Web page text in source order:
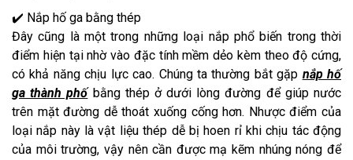
✔️ Nắp hố ga bằng thép
Đây cũng là một trong những loại nắp phổ biến trong thời
điểm hiện tại nhờ vào đặc tính mềm dẻo kèm theo độ cứng,
có khả năng chịu lực cao. Chúng ta thường bắt gặp nắp hố
ga thành phốbằng thép ở dưới lòng đường để giúp nước
trên mặt đường dễ thoát xuống cống hơn. Nhược điểm của
loại nắp này là vật liệu thép dễ bị hoen rỉ khi chịu tác động
của môi trường, vậy nên cần được mạ kẽm nhúng nóng để